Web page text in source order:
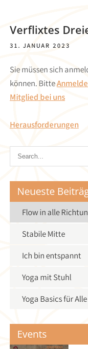
Verflixtes
31. JANUAR 2023
Sie müssen sich
können. Bitte
Mitglied bei uns
Herausforderungen
Neueste
Flow in alle
Stabile Mitte
Ich bin entspannt
Yoga mit Stuhl
Yoga Basics für Alle
Events